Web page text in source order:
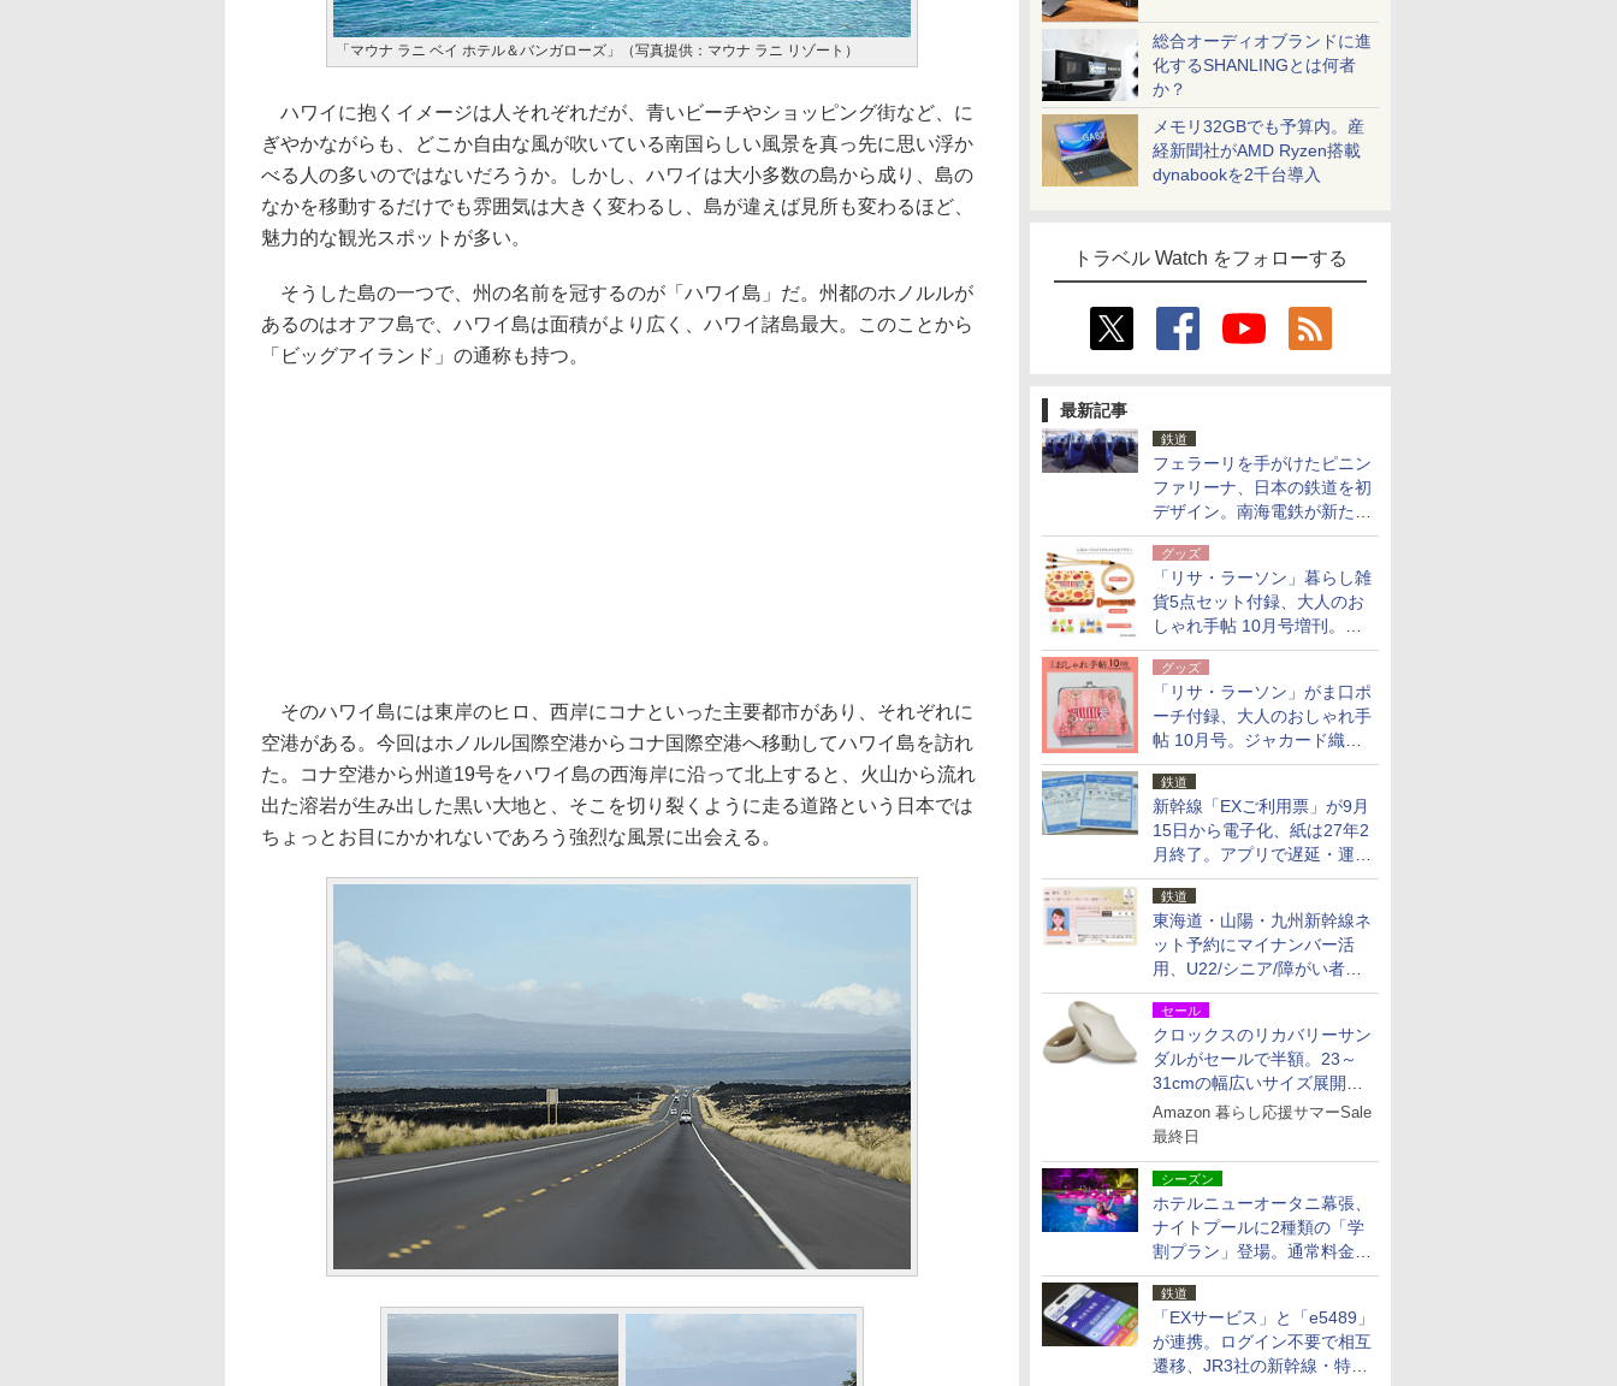
総合オーディオブランドに進
化するSHANLINGとは何者
か？
メモリ32GBでも予算内。産
経新聞社がAMD Ryzen搭載
dynabookを2千台導入
トラベル Watch をフォローする
最新記事
鉄道
フェラーリを手がけたピニン
ファリーナ、日本の鉄道を初
デザイン。南海電鉄が新たな
「空港特急」をなにわ筋線へ
導入
グッズ
「リサ・ラーソン」暮らし雑
貨5点セット付録、大人のお
しゃれ手帖 10月号増刊。
USBケーブルや缶ケースなど
グッズ
「リサ・ラーソン」がま口ポ
ーチ付録、大人のおしゃれ手
帖 10月号。ジャカード織の
北欧猫デザイン
鉄道
新幹線「EXご利用票」が9月
15日から電子化、紙は27年2
月終了。アプリで遅延・運休
も確認可能に
鉄道
東海道・山陽・九州新幹線ネ
ット予約にマイナンバー活
用、U22/シニア/障がい者割
を9月15日から発売
セール
クロックスのリカバリーサン
ダルがセールで半額。23～
31cmの幅広いサイズ展開、
独自のクッション素材を採用
Amazon 暮らし応援サマーSale
最終日
シーズン
ホテルニューオータニ幕張、
ナイトプールに2種類の「学
割プラン」登場。通常料金の
およそ半額でお得に夜活
鉄道
「EXサービス」と「e5489」
が連携。ログイン不要で相互
遷移、JR3社の新幹線・特急
「マウナ ラニ ベイ ホテル＆バンガローズ」（写真提供：マウナ ラニ リゾート）
ハワイに抱くイメージは人それぞれだが、青いビーチやショッピング街など、に
ぎやかながらも、どこか自由な風が吹いている南国らしい風景を真っ先に思い浮か
べる人の多いのではないだろうか。しかし、ハワイは大小多数の島から成り、島の
なかを移動するだけでも雰囲気は大きく変わるし、島が違えば見所も変わるほど、
魅力的な観光スポットが多い。
そうした島の一つで、州の名前を冠するのが「ハワイ島」だ。州都のホノルルが
あるのはオアフ島で、ハワイ島は面積がより広く、ハワイ諸島最大。このことから
「ビッグアイランド」の通称も持つ。
そのハワイ島には東岸のヒロ、西岸にコナといった主要都市があり、それぞれに
空港がある。今回はホノルル国際空港からコナ国際空港へ移動してハワイ島を訪れ
た。コナ空港から州道19号をハワイ島の西海岸に沿って北上すると、火山から流れ
出た溶岩が生み出した黒い大地と、そこを切り裂くように走る道路という日本では
ちょっとお目にかかれないであろう強烈な風景に出会える。